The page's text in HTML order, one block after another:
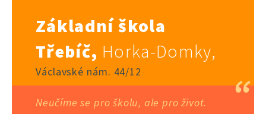
Základní škola
Třebíč, Horka-Domky,
Václavské nám. 44/12
Neučíme se pro školu, ale pro život.